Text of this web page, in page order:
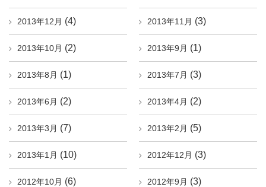
2013年12月 (4) 2013年11月 (3)
2013年10月 (2) 2013年9月 (1)
2013年8月 (1) 2013年7月 (3)
2013年6月 (2) 2013年4月 (2)
2013年3月 (7) 2013年2月 (5)
2013年1月 (10) 2012年12月 (3)
2012年10月 (6) 2012年9月 (3)